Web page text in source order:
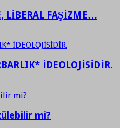
LİBERAL FAŞİZME…
İDEOLOJİSİDİR.
mi?